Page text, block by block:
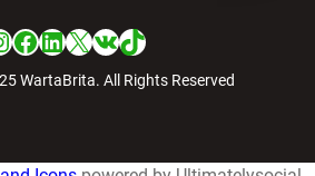
Facebook
LinkedIn
X VKTikTok
WartaBrita. All Rights Reserved